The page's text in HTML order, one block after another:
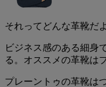
それってどんな革靴だ
ビジネス感のある細身
る。 オススメの革靴は
プレーントゥの革靴は